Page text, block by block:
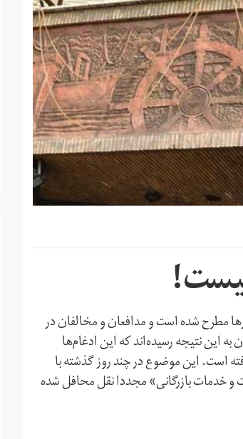
مطرح شده است و مدافعان و مخالفان در
این نتیجه رسیده‌اند که این ادغام‌ها
است. این موضوع در چند روز گذشته با
خدمات بازرگانی» مجددا نقل محافل شده